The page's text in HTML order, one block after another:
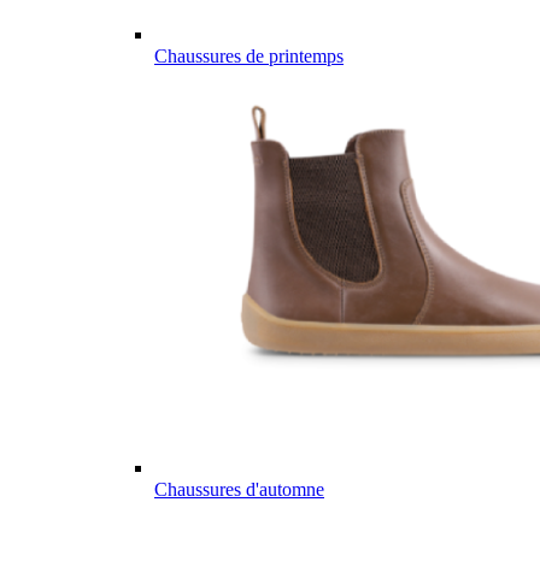
Chaussures de printemps
Chaussures d'automne